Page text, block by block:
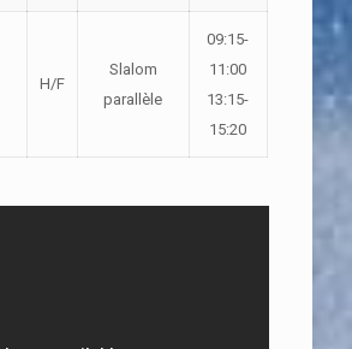
H/F
Slalom
parallèle
09:15-
11:00
13:15-
15:20